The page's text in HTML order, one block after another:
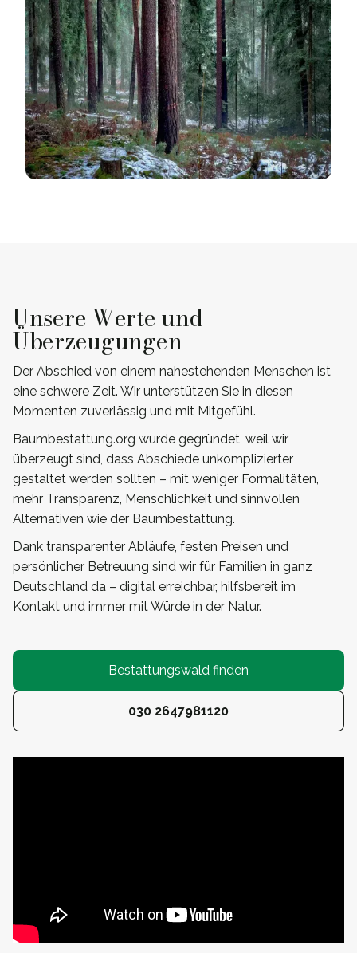
Unsere Werte und
Überzeugungen
Der Abschied von einem nahestehenden Menschen ist
eine schwere Zeit. Wir unterstützen Sie in diesen
Momenten zuverlässig und mit Mitgefühl.
Baumbestattung.org wurde gegründet, weil wir
überzeugt sind, dass Abschiede unkomplizierter
gestaltet werden sollten – mit weniger Formalitäten,
mehr Transparenz, Menschlichkeit und sinnvollen
Alternativen wie der Baumbestattung.
Dank transparenter Abläufe, festen Preisen und
persönlicher Betreuung sind wir für Familien in ganz
Deutschland da – digital erreichbar, hilfsbereit im
Kontakt und immer mit Würde in der Natur.
Bestattungswald finden
030 2647981120